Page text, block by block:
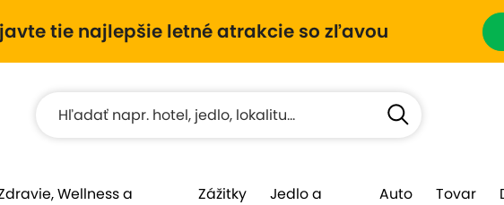
tie najlepšie letné atrakcie so zľavou
Wellness a
Zážitky
Jedlo a
Auto Tovar